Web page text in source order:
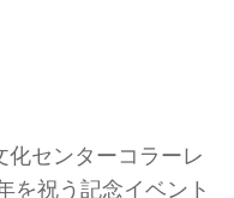
センターコラーレ
を祝う記念イベント